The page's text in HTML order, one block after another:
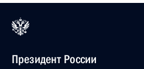
Президент России